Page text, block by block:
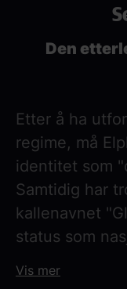
Den
Etter å ha
regime, må
identitet som
Samtidig har
kallenavnet
status som
Vis mer